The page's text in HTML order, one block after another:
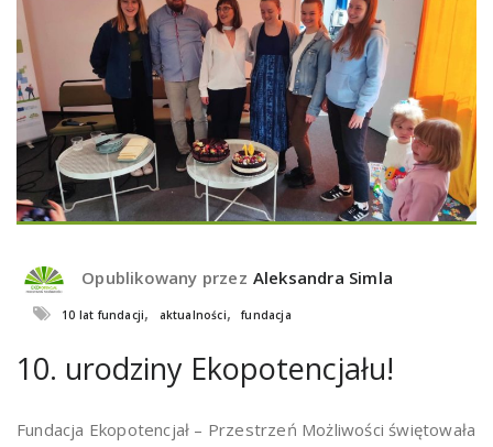
Opublikowany przez Aleksandra Simla
10 lat fundacji, aktualności, fundacja
10. urodziny Ekopotencjału!
Fundacja Ekopotencjał – Przestrzeń Możliwości świętowała